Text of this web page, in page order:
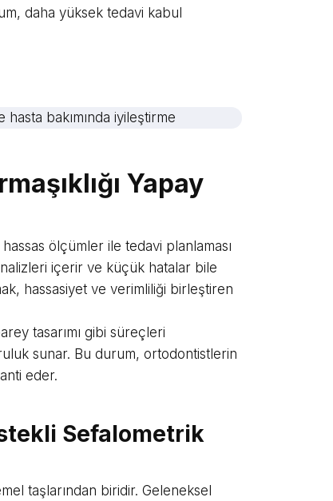
daha yüksek tedavi kabul
Yapay
ölçümler ile tedavi planlaması
içerir ve küçük hatalar bile
hassasiyet ve verimliliği birleştiren
tasarımı gibi süreçleri
sunar. Bu durum, ortodontistlerin
eder.
Sefalometrik
taşlarından biridir. Geleneksel